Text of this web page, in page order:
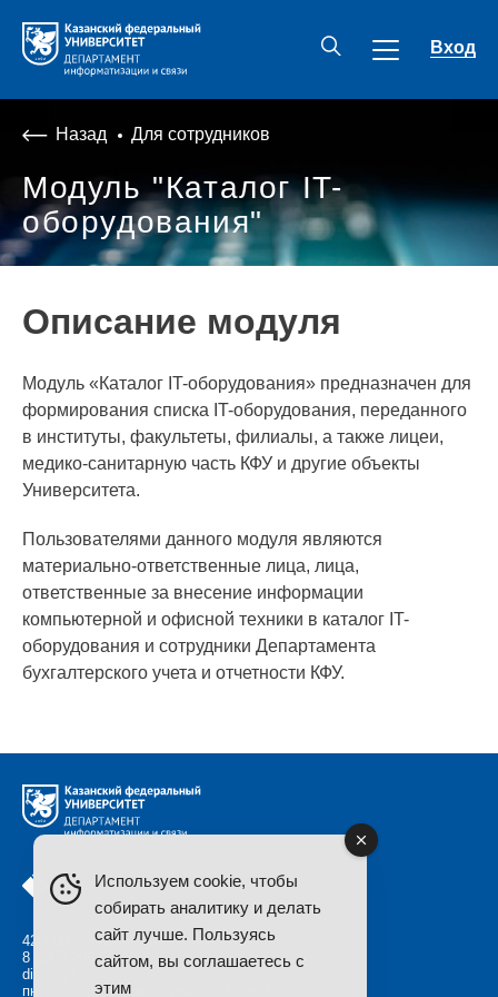
Вход
Назад Для сотрудников
Модуль "Каталог IT-
оборудования"
Описание модуля
Модуль «Каталог IT-оборудования» предназначен для
формирования списка IT-оборудования, переданного
в институты, факультеты, филиалы, а также лицеи,
медико-санитарную часть КФУ и другие объекты
Университета.
Пользователями данного модуля являются
материально-ответственные лица, лица,
ответственные за внесение информации
компьютерной и офисной техники в каталог IT-
оборудования и сотрудники Департамента
бухгалтерского учета и отчетности КФУ.
420008, г. Казань, ул. Нужина 1/37
8 (843) 206 50 84
dis@kpfu.ru
пн-пт с 8 до 17 часов (обед с 12 до 13)
Используем cookie, чтобы
собирать аналитику и делать
сайт лучше. Пользуясь
сайтом, вы соглашаетесь с
этим